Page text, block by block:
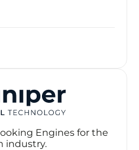
Engines for the
industry.